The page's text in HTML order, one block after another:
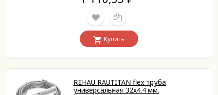
Купить
REHAU RAUTITAN flex труба
универсальная 32х4.4 мм.